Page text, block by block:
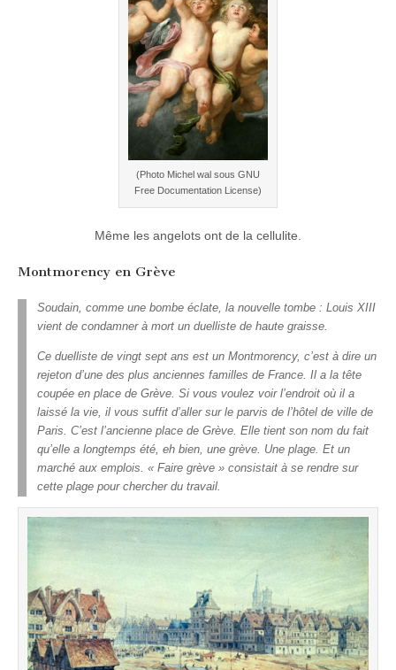
(Photo Michel wal sous GNU
Free Documentation License)
Même les angelots ont de la cellulite.
Montmorency en Grève
Soudain, comme une bombe éclate, la nouvelle tombe : Louis XIII
vient de condamner à mort un duelliste de haute graisse.
Ce duelliste de vingt sept ans est un Montmorency, c’est à dire un
rejeton d’une des plus anciennes familles de France. Il a la tête
coupée en place de Grève. Si vous voulez voir l’endroit où il a
laissé la vie, il vous suffit d’aller sur le parvis de l’hôtel de ville de
Paris. C’est l’ancienne place de Grève. Elle tient son nom du fait
qu’elle a longtemps été, eh bien, une grève. Une plage. Et un
marché aux emplois. « Faire grève » consistait à se rendre sur
cette plage pour chercher du travail.